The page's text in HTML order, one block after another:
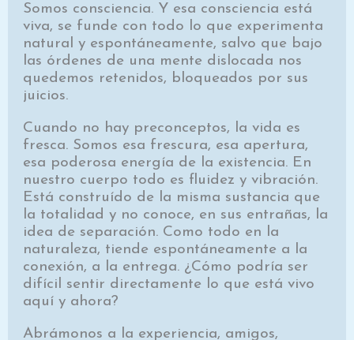
Somos consciencia. Y esa consciencia está
viva, se funde con todo lo que experimenta
natural y espontáneamente, salvo que bajo
las órdenes de una mente dislocada nos
quedemos retenidos, bloqueados por sus
juicios.
Cuando no hay preconceptos, la vida es
fresca. Somos esa frescura, esa apertura,
esa poderosa energía de la existencia. En
nuestro cuerpo todo es fluidez y vibración.
Está construído de la misma sustancia que
la totalidad y no conoce, en sus entrañas, la
idea de separación. Como todo en la
naturaleza, tiende espontáneamente a la
conexión, a la entrega. ¿Cómo podría ser
difícil sentir directamente lo que está vivo
aquí y ahora?
Abrámonos a la experiencia, amigos,